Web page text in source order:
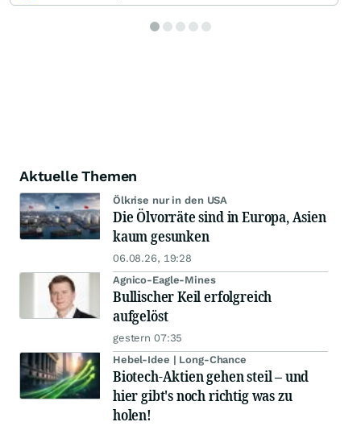
Aktuelle Themen
Ölkrise nur in den USA
Die Ölvorräte sind in Europa, Asien
kaum gesunken
06.08.26, 19:28
Agnico-Eagle-Mines
Bullischer Keil erfolgreich
aufgelöst
gestern 07:35
Hebel-Idee | Long-Chance
Biotech-Aktien gehen steil – und
hier gibt's noch richtig was zu
holen!